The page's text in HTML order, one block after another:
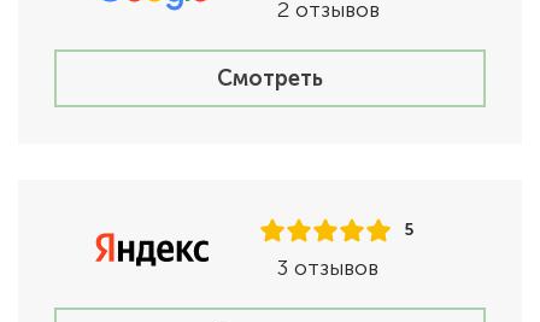
2 отзывов
Смотреть
5
3 отзывов